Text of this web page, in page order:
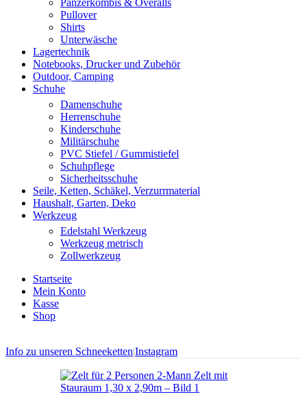
Panzerkombis & Overalls
Pullover
Shirts
Unterwäsche
Lagertechnik
Notebooks, Drucker und Zubehör
Outdoor, Camping
Schuhe
Damenschuhe
Herrenschuhe
Kinderschuhe
Militärschuhe
PVC Stiefel / Gummistiefel
Schuhpflege
Sicherheitsschuhe
Seile, Ketten, Schäkel, Verzurrmaterial
Haushalt, Garten, Deko
Werkzeug
Edelstahl Werkzeug
Werkzeug metrisch
Zollwerkzeug
Startseite
Mein Konto
Kasse
Shop
Info zu unseren Schneeketten|Instagram